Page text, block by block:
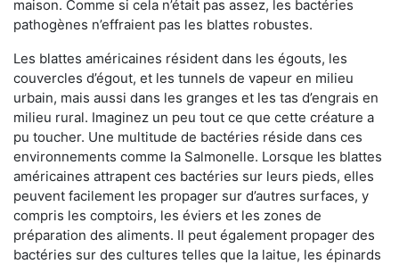
maison. Comme si cela n’était pas assez, les bactéries
pathogènes n’effraient pas les blattes robustes.
Les blattes américaines résident dans les égouts, les
couvercles d’égout, et les tunnels de vapeur en milieu
urbain, mais aussi dans les granges et les tas d’engrais en
milieu rural. Imaginez un peu tout ce que cette créature a
pu toucher. Une multitude de bactéries réside dans ces
environnements comme la Salmonelle. Lorsque les blattes
américaines attrapent ces bactéries sur leurs pieds, elles
peuvent facilement les propager sur d’autres surfaces, y
compris les comptoirs, les éviers et les zones de
préparation des aliments. Il peut également propager des
bactéries sur des cultures telles que la laitue, les épinards